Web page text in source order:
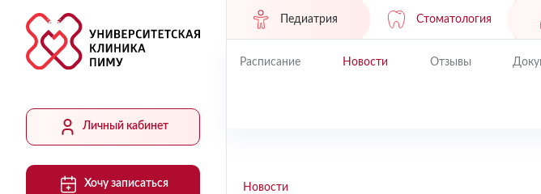
Личный кабинет
Хочу записаться
Педиатрия Стоматология
Расписание Новости Отзывы
Новости